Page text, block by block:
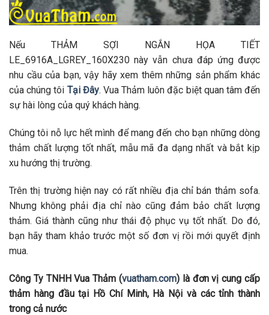
Nếu THẢM SỢI NGẮN HỌA TIẾT
LE_6916A_LGREY_160X230 này vẫn chưa đáp ứng được
nhu cầu của bạn, vậy hãy xem thêm những sản phẩm khác
của chúng tôi Tại Đây. Vua Thảm luôn đặc biệt quan tâm đến
sự hài lòng của quý khách hàng.
Chúng tôi nỗ lực hết mình để mang đến cho bạn những dòng
thảm chất lượng tốt nhất, mẫu mã đa dạng nhất và bắt kịp
xu hướng thị trường.
Trên thị trường hiện nay có rất nhiều địa chỉ bán thảm sofa.
Nhưng không phải địa chỉ nào cũng đảm bảo chất lượng
thảm. Giá thành cũng như thái độ phục vụ tốt nhất. Do đó,
bạn hãy tham khảo trước một số đơn vị rồi mới quyết định
mua.
Công Ty TNHH Vua Thảm (vuatham.com) là đơn vị cung cấp
thảm hàng đầu tại Hồ Chí Minh, Hà Nội và các tỉnh thành
trong cả nước